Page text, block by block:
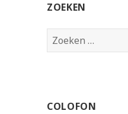
ZOEKEN
Zoeken
naar:
COLOFON